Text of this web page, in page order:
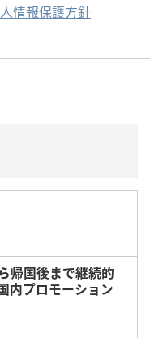
情報保護方針
帰国後まで継続的
内プロモーション